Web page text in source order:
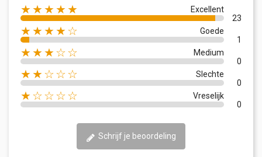
★★★★★
Excellent
23
★★★★☆
Goede
1
★★★☆☆
Medium
0
★★☆☆☆
Slechte
0
★☆☆☆☆
Vreselijk
0
Schrijf je beoordeling